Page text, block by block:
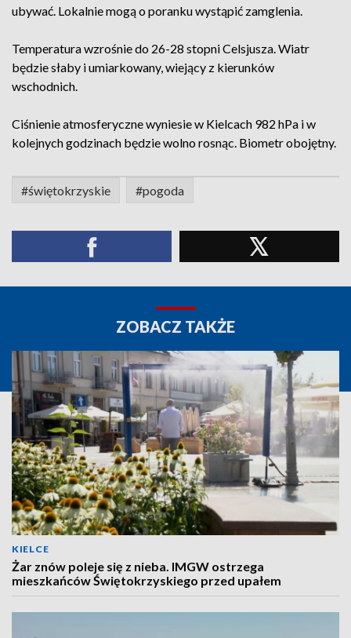
ubywać. Lokalnie mogą o poranku wystąpić zamglenia.
Temperatura wzrośnie do 26-28 stopni Celsjusza. Wiatr
będzie słaby i umiarkowany, wiejący z kierunków
wschodnich.
Ciśnienie atmosferyczne wyniesie w Kielcach 982 hPa i w
kolejnych godzinach będzie wolno rosnąc. Biometr obojętny.
#świętokrzyskie #pogoda
ZOBACZ TAKŻE
KIELCE
Żar znów poleje się z nieba. IMGW ostrzega
mieszkańców Świętokrzyskiego przed upałem